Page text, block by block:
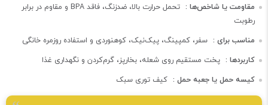
مقاومت یا شاخص‌ها :
تحمل حرارت بالا، ضدزنگ، فاقد BPA و مقاوم در برابر
رطوبت
مناسب برای : سفر، کمپینگ، پیک‌نیک، کوهنوردی و استفاده روزمره خانگی
کاربردها : پخت مستقیم روی شعله، بخارپز، گرم‌کردن و نگهداری غذا
کیسه حمل یا جعبه حمل : کیف توری سبک